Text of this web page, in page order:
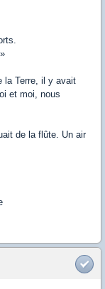
la Terre, il y avait
et moi, nous
de la flûte. Un air